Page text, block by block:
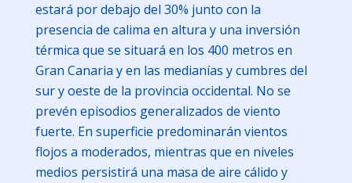
estará por debajo del 30% junto con la
presencia de calima en altura y una inversión
térmica que se situará en los 400 metros en
Gran Canaria y en las medianías y cumbres del
sur y oeste de la provincia occidental. No se
prevén episodios generalizados de viento
fuerte. En superficie predominarán vientos
flojos a moderados, mientras que en niveles
medios persistirá una masa de aire cálido y